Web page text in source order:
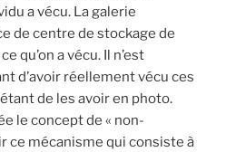
a vécu. La galerie
de centre de stockage de
qu’on a vécu. Il n’est
d’avoir réellement vécu ces
de les avoir en photo.
le concept de « non-
ce mécanisme qui consiste à